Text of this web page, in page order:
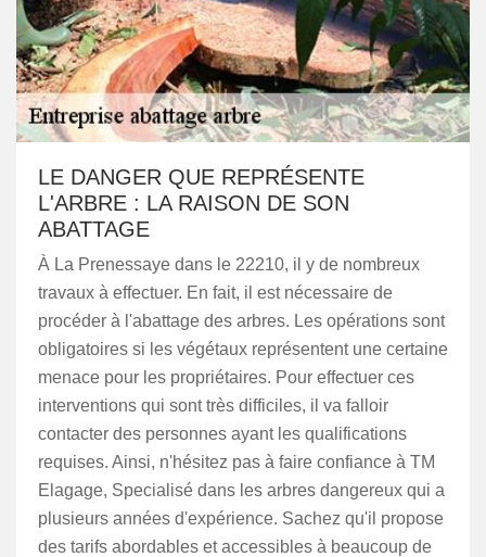
LE DANGER QUE REPRÉSENTE
L'ARBRE : LA RAISON DE SON
ABATTAGE
À La Prenessaye dans le 22210, il y de nombreux
travaux à effectuer. En fait, il est nécessaire de
procéder à l'abattage des arbres. Les opérations sont
obligatoires si les végétaux représentent une certaine
menace pour les propriétaires. Pour effectuer ces
interventions qui sont très difficiles, il va falloir
contacter des personnes ayant les qualifications
requises. Ainsi, n'hésitez pas à faire confiance à TM
Elagage, Specialisé dans les arbres dangereux qui a
plusieurs années d'expérience. Sachez qu'il propose
des tarifs abordables et accessibles à beaucoup de